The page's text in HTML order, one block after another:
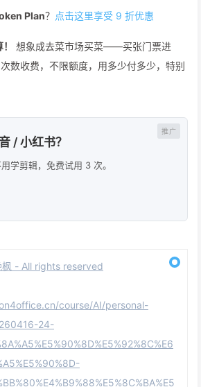
Plan？ 点击这里享受 9 折优惠
想象成去菜市场买菜——买张门票进
数收费，不限额度，用多少付多少，特别
/ 小红书？
学剪辑，免费试用 3 次。
枫 - All rights reserved
course/AI/personal-
24-